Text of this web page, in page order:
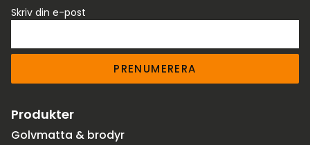
Skriv din e-post
PRENUMERERA
Produkter
Golvmatta & brodyr